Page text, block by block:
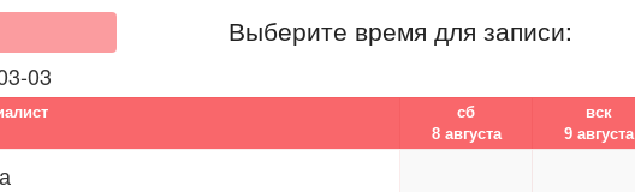
Выберите время для записи:
03
сб
8 августа
вск
9 августа